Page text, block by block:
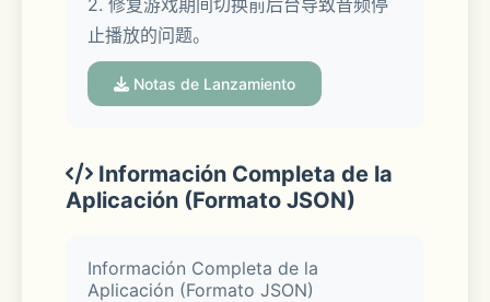
3.【豪华声优阵容，演绎视听盛宴】
角色台词彰显个性，声控福利不容错过！
止播放的问题。
Notas de Lanzamiento
Información Completa de la
Aplicación (Formato JSON)
Información Completa de la
Aplicación (Formato JSON)